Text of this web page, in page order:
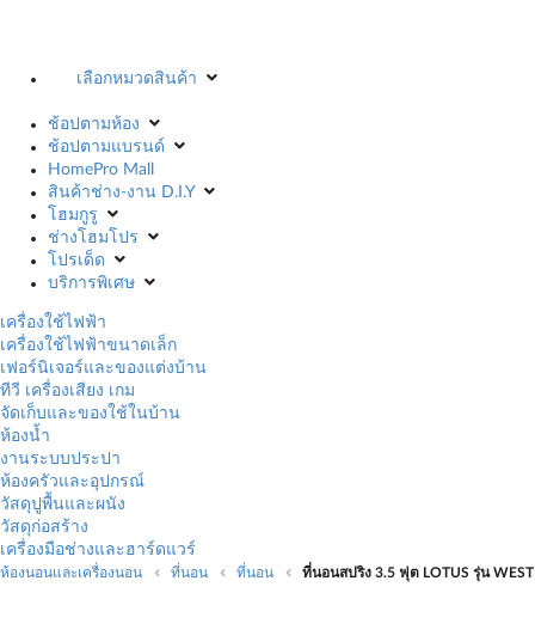
เลือกหมวดสินค้า
ช้อปตามห้อง
ช้อปตามแบรนด์
HomePro Mall
สินค้าช่าง-งาน D.I.Y
โฮมกูรู
ช่างโฮมโปร
โปรเด็ด
บริการพิเศษ
เครื่องใช้ไฟฟ้า
เครื่องใช้ไฟฟ้าขนาดเล็ก
เฟอร์นิเจอร์และของแต่งบ้าน
ทีวี เครื่องเสียง เกม
จัดเก็บและของใช้ในบ้าน
ห้องน้ำ
งานระบบประปา
ห้องครัวและอุปกรณ์
วัสดุปูพื้นและผนัง
วัสดุก่อสร้าง
เครื่องมือช่างและฮาร์ดแวร์
ห้องนอนและเครื่องนอน ที่นอน ที่นอน ที่นอนสปริง 3.5 ฟุต LOTUS รุ่น